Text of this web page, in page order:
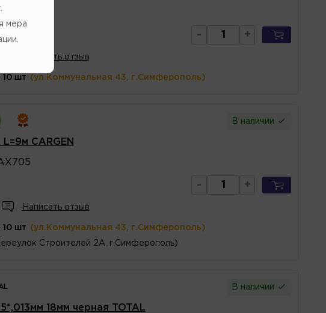
- +
Написать отзыв
10 шт (ул.Коммунальная 43, г.Симферополь)
В наличии
CARGEN
- +
Написать отзыв
10 шт (ул.Коммунальная 43, г.Симферополь)
Строителей 2А, г.Симферополь)
В наличии
18мм черная TOTAL
мера